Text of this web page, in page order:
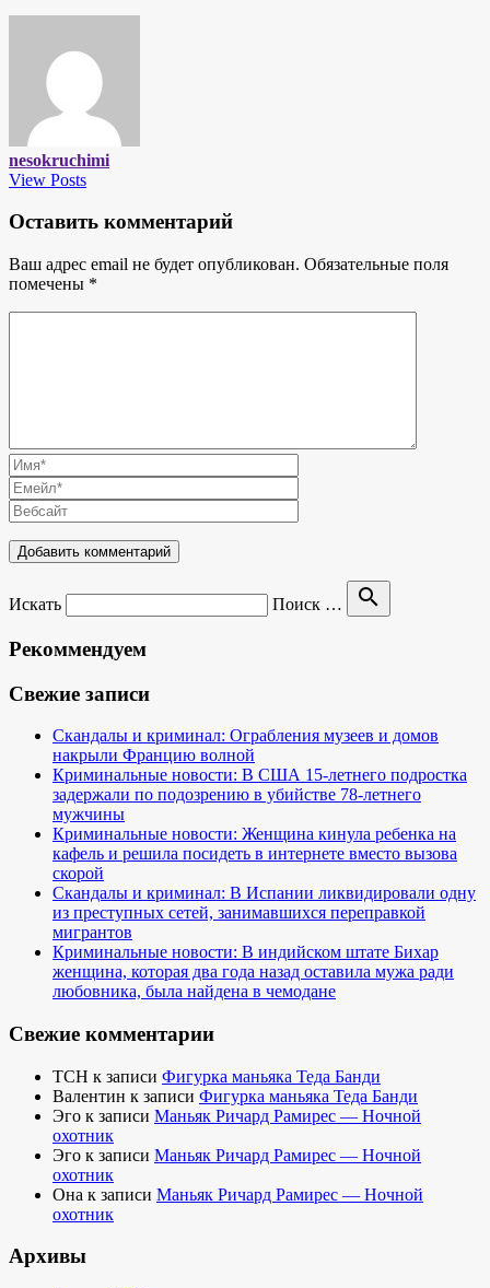
nesokruchimi
View Posts
Оставить комментарий
Ваш адрес email не будет опубликован. Обязательные поля
помечены *
Искать Поиск … search
Рекоммендуем
Свежие записи
Скандалы и криминал: Ограбления музеев и домов
накрыли Францию волной
Криминальные новости: В США 15-летнего подростка
задержали по подозрению в убийстве 78-летнего
мужчины
Криминальные новости: Женщина кинула ребенка на
кафель и решила посидеть в интернете вместо вызова
скорой
Скандалы и криминал: В Испании ликвидировали одну
из преступных сетей, занимавшихся переправкой
мигрантов
Криминальные новости: В индийском штате Бихар
женщина, которая два года назад оставила мужа ради
любовника, была найдена в чемодане
Свежие комментарии
TCH к записи Фигурка маньяка Теда Банди
Валентин к записи Фигурка маньяка Теда Банди
Эго к записи Маньяк Ричард Рамирес — Ночной
охотник
Эго к записи Маньяк Ричард Рамирес — Ночной
охотник
Она к записи Маньяк Ричард Рамирес — Ночной
охотник
Архивы